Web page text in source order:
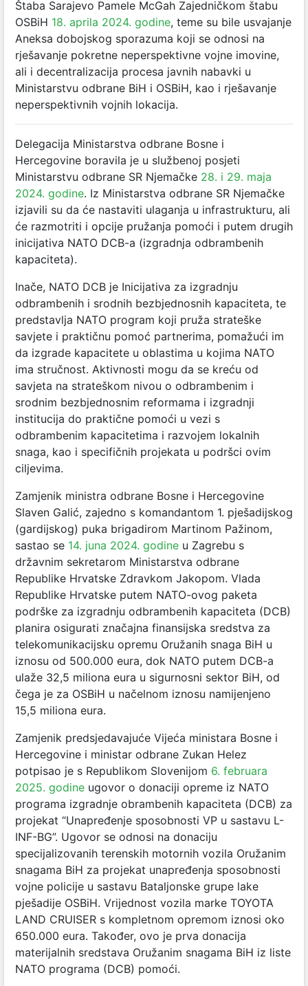
Štaba Sarajevo Pamele McGah Zajedničkom štabu
OSBiH 18. aprila 2024. godine, teme su bile usvajanje
Aneksa dobojskog sporazuma koji se odnosi na
rješavanje pokretne neperspektivne vojne imovine,
ali i decentralizacija procesa javnih nabavki u
Ministarstvu odbrane BiH i OSBiH, kao i rješavanje
neperspektivnih vojnih lokacija.
Delegacija Ministarstva odbrane Bosne i
Hercegovine boravila je u službenoj posjeti
Ministarstvu odbrane SR Njemačke 28. i 29. maja
2024. godine. Iz Ministarstva odbrane SR Njemačke
izjavili su da će nastaviti ulaganja u infrastrukturu, ali
će razmotriti i opcije pružanja pomoći i putem drugih
inicijativa NATO DCB-a (izgradnja odbrambenih
kapaciteta).
Inače, NATO DCB je Inicijativa za izgradnju
odbrambenih i srodnih bezbjednosnih kapaciteta, te
predstavlja NATO program koji pruža strateške
savjete i praktičnu pomoć partnerima, pomažući im
da izgrade kapacitete u oblastima u kojima NATO
ima stručnost. Aktivnosti mogu da se kreću od
savjeta na strateškom nivou o odbrambenim i
srodnim bezbjednosnim reformama i izgradnji
institucija do praktične pomoći u vezi s
odbrambenim kapacitetima i razvojem lokalnih
snaga, kao i specifičnih projekata u podršci ovim
ciljevima.
Zamjenik ministra odbrane Bosne i Hercegovine
Slaven Galić, zajedno s komandantom 1. pješadijskog
(gardijskog) puka brigadirom Martinom Pažinom,
sastao se 14. juna 2024. godine u Zagrebu s
državnim sekretarom Ministarstva odbrane
Republike Hrvatske Zdravkom Jakopom. Vlada
Republike Hrvatske putem NATO-ovog paketa
podrške za izgradnju odbrambenih kapaciteta (DCB)
planira osigurati značajna finansijska sredstva za
telekomunikacijsku opremu Oružanih snaga BiH u
iznosu od 500.000 eura, dok NATO putem DCB-a
ulaže 32,5 miliona eura u sigurnosni sektor BiH, od
čega je za OSBiH u načelnom iznosu namijenjeno
15,5 miliona eura.
Zamjenik predsjedavajuće Vijeća ministara Bosne i
Hercegovine i ministar odbrane Zukan Helez
potpisao je s Republikom Slovenijom 6. februara
2025. godine ugovor o donaciji opreme iz NATO
programa izgradnje obrambenih kapaciteta (DCB) za
projekat “Unapređenje sposobnosti VP u sastavu L-
INF-BG”. Ugovor se odnosi na donaciju
specijalizovanih terenskih motornih vozila Oružanim
snagama BiH za projekat unapređenja sposobnosti
vojne policije u sastavu Bataljonske grupe lake
pješadije OSBiH. Vrijednost vozila marke TOYOTA
LAND CRUISER s kompletnom opremom iznosi oko
650.000 eura. Također, ovo je prva donacija
materijalnih sredstava Oružanim snagama BiH iz liste
NATO programa (DCB) pomoći.